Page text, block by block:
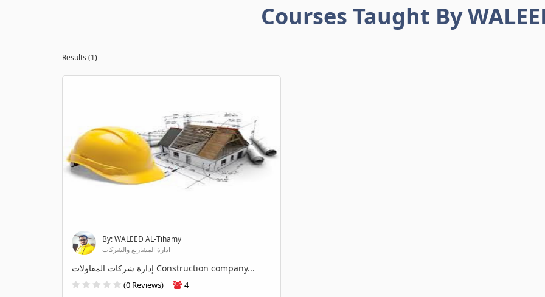
Courses Taught By
Results (1)
By: WALEED AL-Tihamy
ادارة المشاريع والشركات
إدارة شركات المقاولات Construction company...
(0 Reviews) 4